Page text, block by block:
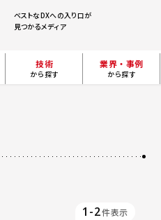
ベストなDXへの入り口が
見つかるメディア
技術
から探す
業界・事例
から探す
1-2件表示